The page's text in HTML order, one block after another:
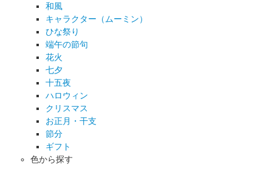
和風
キャラクター（ムーミン）
ひな祭り
端午の節句
花火
七夕
十五夜
ハロウィン
クリスマス
お正月・干支
節分
ギフト
色から探す